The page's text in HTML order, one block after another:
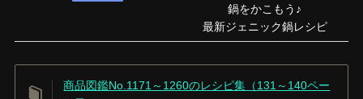
鍋をかこもう♪
最新ジェニック鍋レシピ
商品図鑑No.1171～1260のレシピ集（131～140ペー